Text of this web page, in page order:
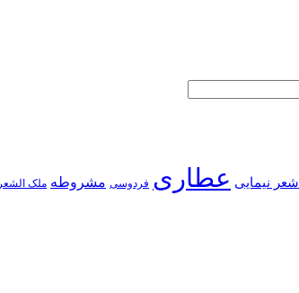
شعر نیمایی عطاری فردوسی مشروطه ملک الشعرا